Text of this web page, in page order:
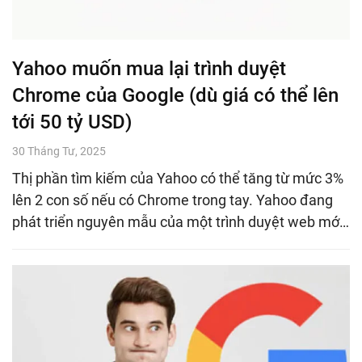
Yahoo muốn mua lại trình duyệt
Chrome của Google (dù giá có thể lên
tới 50 tỷ USD)
30 Tháng Tư, 2025
Thị phần tìm kiếm của Yahoo có thể tăng từ mức 3%
lên 2 con số nếu có Chrome trong tay. Yahoo đang
phát triển nguyên mẫu của một trình duyệt web mớ…